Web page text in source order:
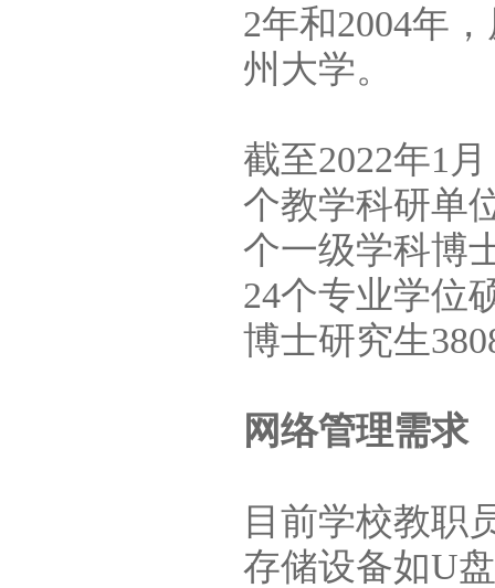
2年和2004年
州大学。
截至2022年1
个教学科研单
个一级学科博
24个专业学位
博士研究生
网络管理需求
目前学校教职
存储设备如U